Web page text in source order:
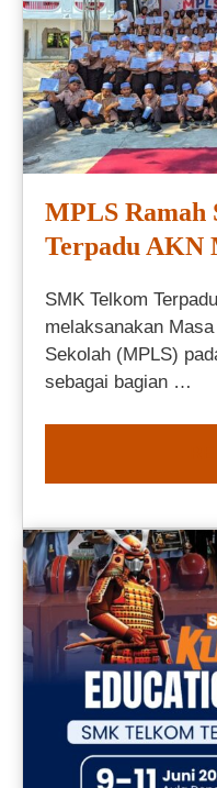
MPLS Ramah
Terpadu AKN
SMK Telkom
melaksanakan
Sekolah (MPLS)
sebagai bagian …